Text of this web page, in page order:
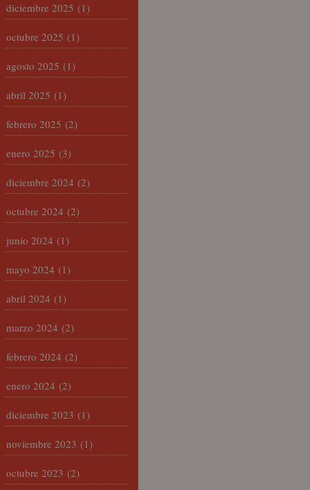
diciembre 2025 (1)
octubre 2025 (1)
agosto 2025 (1)
abril 2025 (1)
febrero 2025 (2)
enero 2025 (3)
diciembre 2024 (2)
octubre 2024 (2)
junio 2024 (1)
mayo 2024 (1)
abril 2024 (1)
marzo 2024 (2)
febrero 2024 (2)
enero 2024 (2)
diciembre 2023 (1)
noviembre 2023 (1)
octubre 2023 (2)